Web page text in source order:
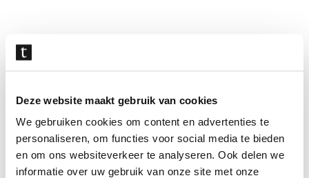
Deze website maakt gebruik van cookies
We gebruiken cookies om content en advertenties te
personaliseren, om functies voor social media te bieden
en om ons websiteverkeer te analyseren. Ook delen we
informatie over uw gebruik van onze site met onze
overslaan